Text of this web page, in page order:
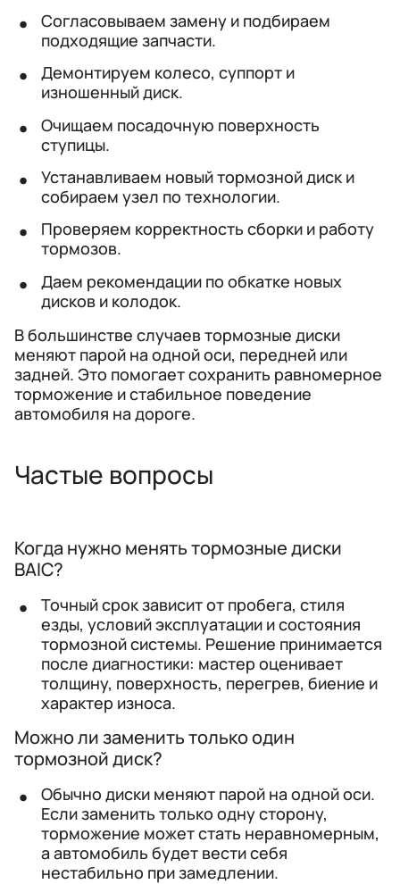
Согласовываем замену и подбираем
подходящие запчасти.
Демонтируем колесо, суппорт и
изношенный диск.
Очищаем посадочную поверхность
ступицы.
Устанавливаем новый тормозной диск и
собираем узел по технологии.
Проверяем корректность сборки и работу
тормозов.
Даем рекомендации по обкатке новых
дисков и колодок.
В большинстве случаев тормозные диски
меняют парой на одной оси, передней или
задней. Это помогает сохранить равномерное
торможение и стабильное поведение
автомобиля на дороге.
Частые вопросы
Когда нужно менять тормозные диски
BAIC?
Точный срок зависит от пробега, стиля
езды, условий эксплуатации и состояния
тормозной системы. Решение принимается
после диагностики: мастер оценивает
толщину, поверхность, перегрев, биение и
характер износа.
Можно ли заменить только один
тормозной диск?
Обычно диски меняют парой на одной оси.
Если заменить только одну сторону,
торможение может стать неравномерным,
а автомобиль будет вести себя
нестабильно при замедлении.